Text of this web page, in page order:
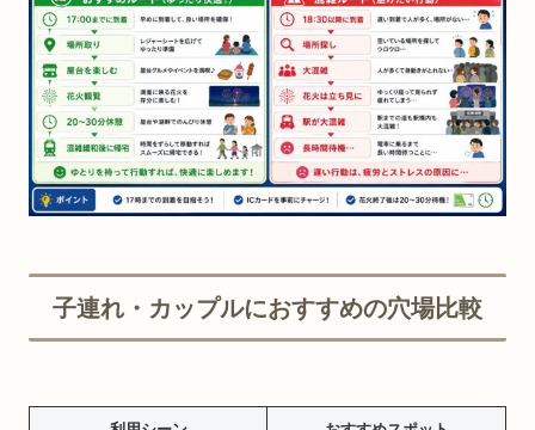
子連れ・カップルにおすすめの穴場比較